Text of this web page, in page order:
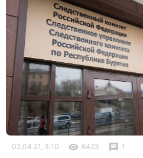
02.04.21, 3:10 6423 1